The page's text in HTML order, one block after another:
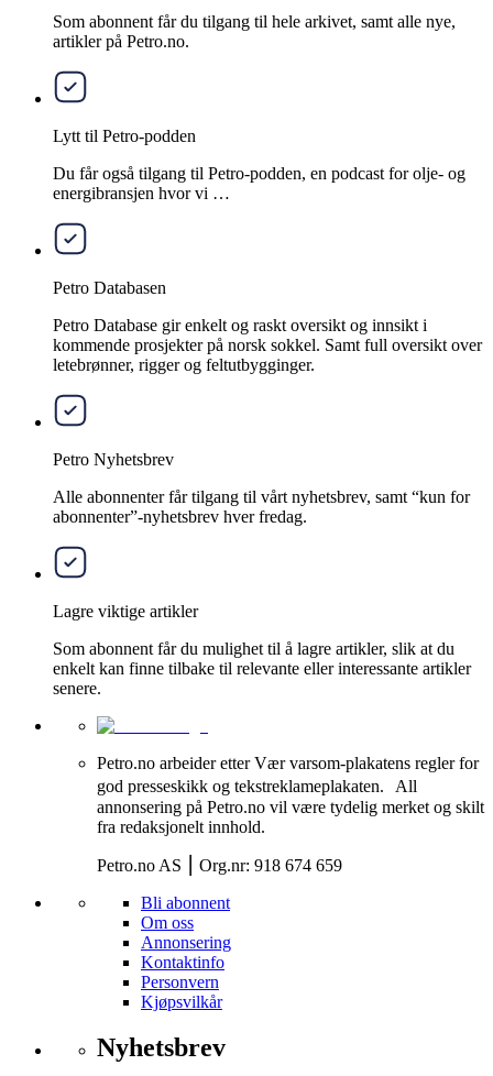
Som abonnent får du tilgang til hele arkivet, samt alle nye,
artikler på Petro.no.
Lytt til Petro-podden
Du får også tilgang til Petro-podden, en podcast for olje- og
energibransjen hvor vi …
Petro Databasen
Petro Database gir enkelt og raskt oversikt og innsikt i
kommende prosjekter på norsk sokkel. Samt full oversikt over
letebrønner, rigger og feltutbygginger.
Petro Nyhetsbrev
Alle abonnenter får tilgang til vårt nyhetsbrev, samt “kun for
abonnenter”-nyhetsbrev hver fredag.
Lagre viktige artikler
Som abonnent får du mulighet til å lagre artikler, slik at du
enkelt kan finne tilbake til relevante eller interessante artikler
senere.
Petro.no arbeider etter Vær varsom-plakatens regler for
god presseskikk og tekstreklameplakaten. All
annonsering på Petro.no vil være tydelig merket og skilt
fra redaksjonelt innhold.
Petro.no AS ⎮ Org.nr: 918 674 659
Bli abonnent
Om oss
Annonsering
Kontaktinfo
Personvern
Kjøpsvilkår
Nyhetsbrev